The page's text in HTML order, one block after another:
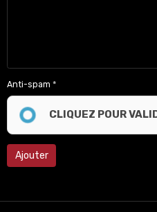
Anti-spam
CLIQUEZ POUR
Ajouter